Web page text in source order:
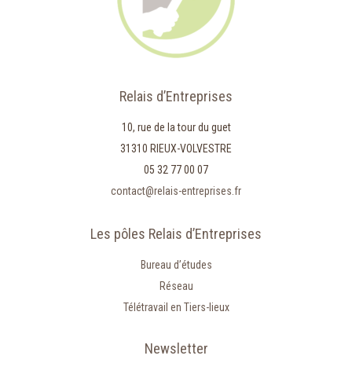
Relais d’Entreprises
10, rue de la tour du guet
31310 RIEUX-VOLVESTRE
05 32 77 00 07
contact@relais-entreprises.fr
Les pôles Relais d’Entreprises
Bureau d’études
Réseau
Télétravail en Tiers-lieux
Newsletter